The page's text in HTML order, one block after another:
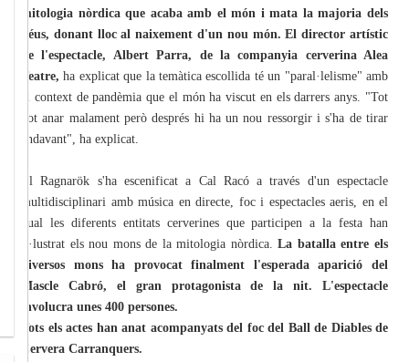
mitologia nòrdica que acaba amb el món i mata la majoria dels
déus, donant lloc al naixement d'un nou món. El director artístic
de l'espectacle, Albert Parra, de la companyia cerverina Alea
Teatre, ha explicat que la temàtica escollida té un "paral·lelisme" amb
el context de pandèmia que el món ha viscut en els darrers anys. "Tot
pot anar malament però després hi ha un nou ressorgir i s'ha de tirar
endavant", ha explicat.
El Ragnarök s'ha escenificat a Cal Racó a través d'un espectacle
multidisciplinari amb música en directe, foc i espectacles aeris, en el
qual les diferents entitats cerverines que participen a la festa han
il·lustrat els nou mons de la mitologia nòrdica.La batalla entre els
diversos mons ha provocat finalment l'esperada aparició del
Mascle Cabró, el gran protagonista de la nit. L'espectacle
involucra unes 400 persones.
Tots els actes han anat acompanyats del foc del Ball de Diables de
Cervera Carranquers.